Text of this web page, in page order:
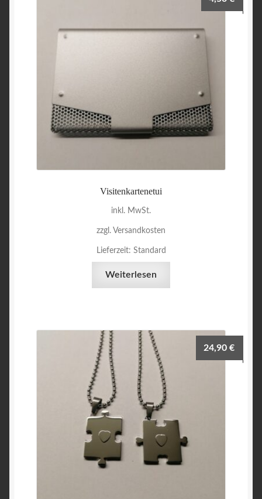
Visitenkartenetui
inkl. MwSt.
zzgl. Versandkosten
Lieferzeit: Standard
Weiterlesen
24,90€